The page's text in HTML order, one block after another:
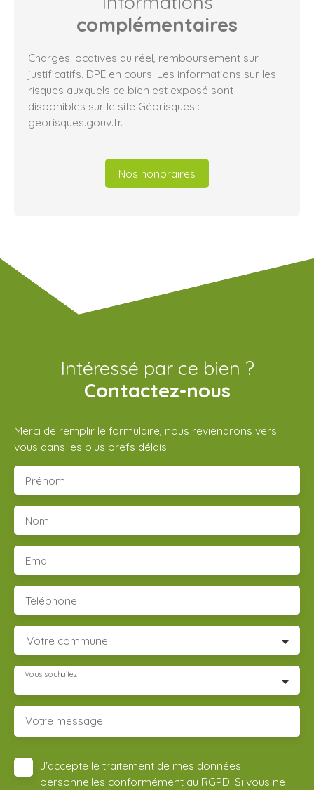
complémentaires
Charges locatives au réel, remboursement sur
justificatifs. DPE en cours. Les informations sur les
risques auxquels ce bien est exposé sont
disponibles sur le site Géorisques :
georisques.gouv.fr.
Nos honoraires
Intéressé par ce bien ?
Contactez-nous
Merci de remplir le formulaire, nous reviendrons vers
vous dans les plus brefs délais.
Prénom
Nom
Email
Téléphone
Votre commune
-
Vous souhaitez
Votre message
J'accepte le traitement de mes données
personnelles conformément au RGPD. Si vous ne